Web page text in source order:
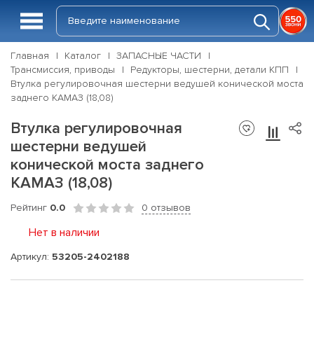
Главная Каталог
ЗАПАСНЫЕ ЧАСТИ
Трансмиссия, приводы
Редукторы, шестерни, детали КПП
Втулка регулировочная шестерни ведушей конической моста
заднего КАМАЗ (18,08)
Втулка регулировочная
шестерни ведушей
конической моста заднего
КАМАЗ (18,08)
Рейтинг 0.0 0 отзывов
Нет в наличии
Артикул: 53205-2402188